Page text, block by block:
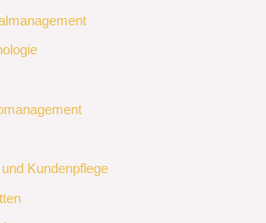
Kundenpflege